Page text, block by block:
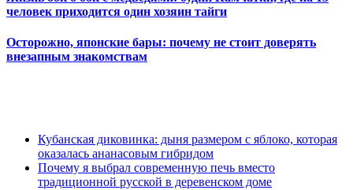
человек приходится один хозяин тайги
Осторожно, японские бары: почему не стоит доверять
внезапным знакомствам
Кубанская диковинка: дыня размером с яблоко, которая
оказалась ананасовым гибридом
Почему я выбрал современную печь вместо
традиционной русской в деревенском доме